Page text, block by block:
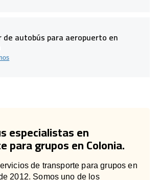
de autobús para aeropuerto en
especialistas en
para grupos en Colonia.
de transporte para grupos en
2012. Somos uno de los